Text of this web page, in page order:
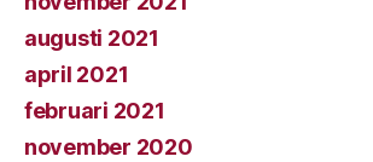
augusti 2021
april 2021
februari 2021
november 2020